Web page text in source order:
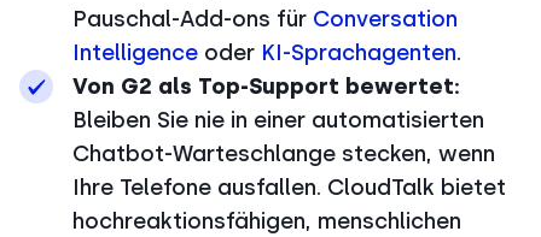
Pauschal-Add-ons für Conversation
Intelligence oder KI-Sprachagenten.
Von G2 als Top-Support bewertet:
Bleiben Sie nie in einer automatisierten
Chatbot-Warteschlange stecken, wenn
Ihre Telefone ausfallen. CloudTalk bietet
hochreaktionsfähigen, menschlichen